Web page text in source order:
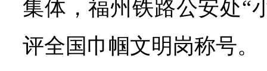
集体，福州铁路公安处“
评全国巾帼文明岗称号。